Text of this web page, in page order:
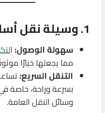
1. وسيلة نقل
سهولة الوصول: ا
مما يجعلها خيارًا
التنقل السريع:
بسرعة وراحة، خاصة
وسائل النقل العامة.